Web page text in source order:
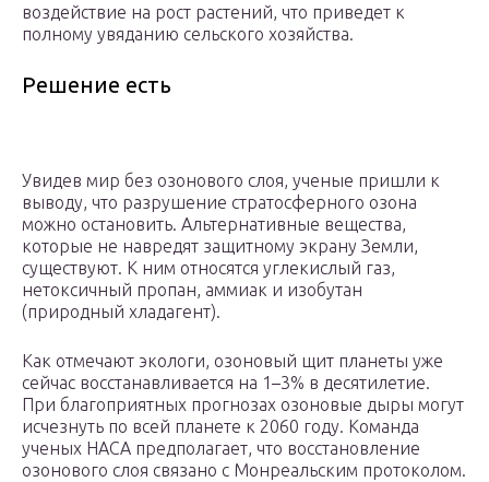
воздействие на рост растений, что приведет к
полному увяданию сельского хозяйства.
Решение есть
Увидев мир без озонового слоя, ученые пришли к
выводу, что разрушение стратосферного озона
можно остановить. Альтернативные вещества,
которые не навредят защитному экрану Земли,
существуют. К ним относятся углекислый газ,
нетоксичный пропан, аммиак и изобутан
(природный хладагент).
Как отмечают экологи, озоновый щит планеты уже
сейчас восстанавливается на 1–3% в десятилетие.
При благоприятных прогнозах озоновые дыры могут
исчезнуть по всей планете к 2060 году. Команда
ученых НАСА предполагает, что восстановление
озонового слоя связано с Монреальским протоколом.